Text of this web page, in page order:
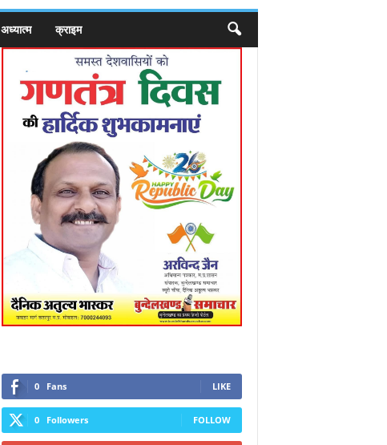
अध्यात्म क्राइम
0 Fans LIKE
0 Followers FOLLOW